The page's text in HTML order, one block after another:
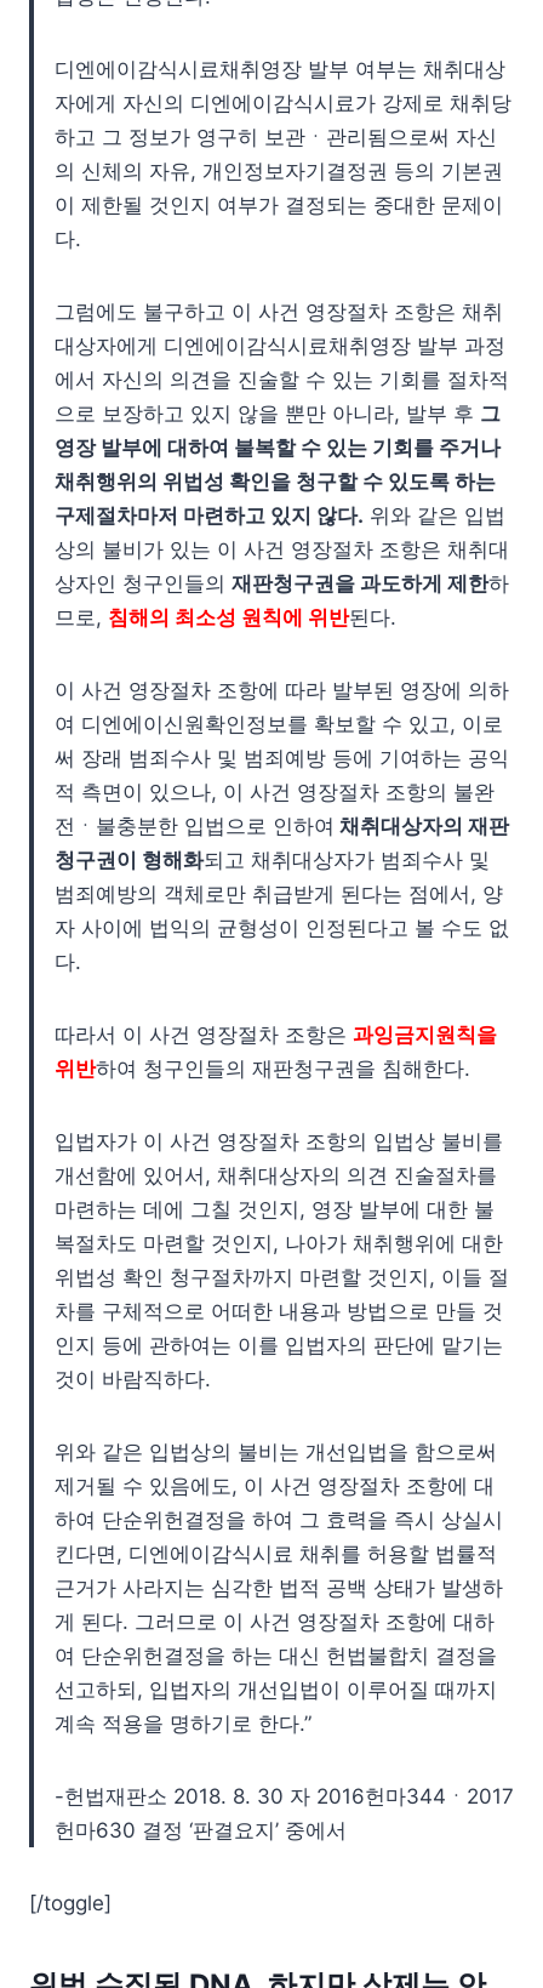
디엔에이감식시료채취영장 발부 여부는 채취대상
자에게 자신의 디엔에이감식시료가 강제로 채취당
하고 그 정보가 영구히 보관ㆍ관리됨으로써 자신
의 신체의 자유, 개인정보자기결정권 등의 기본권
이 제한될 것인지 여부가 결정되는 중대한 문제이
다.
그럼에도 불구하고 이 사건 영장절차 조항은 채취
대상자에게 디엔에이감식시료채취영장 발부 과정
에서 자신의 의견을 진술할 수 있는 기회를 절차적
으로 보장하고 있지 않을 뿐만 아니라, 발부 후 그
영장 발부에 대하여 불복할 수 있는 기회를 주거나
채취행위의 위법성 확인을 청구할 수 있도록 하는
구제절차마저 마련하고 있지 않다. 위와 같은 입법
상의 불비가 있는 이 사건 영장절차 조항은 채취대
상자인 청구인들의 재판청구권을 과도하게 제한하
므로, 침해의 최소성 원칙에 위반된다.
이 사건 영장절차 조항에 따라 발부된 영장에 의하
여 디엔에이신원확인정보를 확보할 수 있고, 이로
써 장래 범죄수사 및 범죄예방 등에 기여하는 공익
적 측면이 있으나, 이 사건 영장절차 조항의 불완
전ㆍ불충분한 입법으로 인하여 채취대상자의 재판
청구권이 형해화되고 채취대상자가 범죄수사 및
범죄예방의 객체로만 취급받게 된다는 점에서, 양
자 사이에 법익의 균형성이 인정된다고 볼 수도 없
다.
따라서 이 사건 영장절차 조항은 과잉금지원칙을
위반하여 청구인들의 재판청구권을 침해한다.
입법자가 이 사건 영장절차 조항의 입법상 불비를
개선함에 있어서, 채취대상자의 의견 진술절차를
마련하는 데에 그칠 것인지, 영장 발부에 대한 불
복절차도 마련할 것인지, 나아가 채취행위에 대한
위법성 확인 청구절차까지 마련할 것인지, 이들 절
차를 구체적으로 어떠한 내용과 방법으로 만들 것
인지 등에 관하여는 이를 입법자의 판단에 맡기는
것이 바람직하다.
위와 같은 입법상의 불비는 개선입법을 함으로써
제거될 수 있음에도, 이 사건 영장절차 조항에 대
하여 단순위헌결정을 하여 그 효력을 즉시 상실시
킨다면, 디엔에이감식시료 채취를 허용할 법률적
근거가 사라지는 심각한 법적 공백 상태가 발생하
게 된다. 그러므로 이 사건 영장절차 조항에 대하
여 단순위헌결정을 하는 대신 헌법불합치 결정을
선고하되, 입법자의 개선입법이 이루어질 때까지
계속 적용을 명하기로 한다.”
-헌법재판소 2018. 8. 30 자 2016헌마344ㆍ2017
헌마630 결정 ‘판결요지’ 중에서
[/toggle]